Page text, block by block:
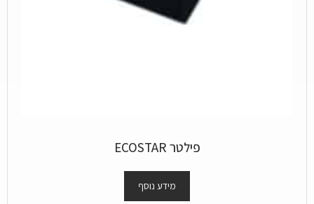
פילטר ECOSTAR
מידע נוסף